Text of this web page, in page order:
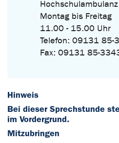
Hochschulambulanz
Montag bis Freitag
11.00 - 15.00 Uhr
Telefon: 09131 85-
Fax: 09131 85-
Hinweis
Bei dieser Sprechstunde
im Vordergrund.
Mitzubringen